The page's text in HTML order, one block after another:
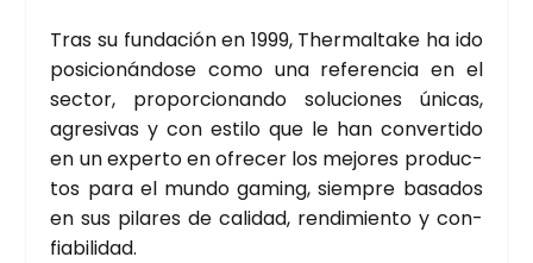
Tras su fun­da­ción en 1999, Ther­mal­ta­ke ha ido
posi­cio­nán­do­se como una refe­ren­cia en el
sec­tor, pro­por­cio­nan­do solu­cio­nes úni­cas,
agre­si­vas y con esti­lo que le han con­ver­ti­do
en un exper­to en ofre­cer los mejo­res pro­duc­
tos para el mun­do gaming, siem­pre basa­dos
en sus pila­res de cali­dad, ren­di­mien­to y con­
fia­bi­li­dad.